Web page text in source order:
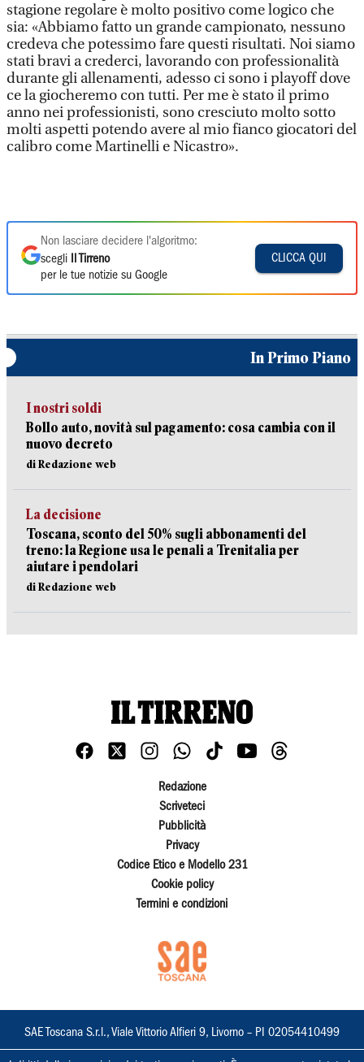
stagione regolare è molto positivo come logico che
sia: «Abbiamo fatto un grande campionato, nessuno
credeva che potessimo fare questi risultati. Noi siamo
stati bravi a crederci, lavorando con professionalità
durante gli allenamenti, adesso ci sono i playoff dove
ce la giocheremo con tutti. Per me è stato il primo
anno nei professionisti, sono cresciuto molto sotto
molti aspetti potendo avere al mio fianco giocatori del
calibro come Martinelli e Nicastro».
Non lasciare decidere l'algoritmo:
scegli
Il Tirreno
per le tue notizie su Google
CLICCA QUI
In Primo Piano
I nostri soldi
Bollo auto, novità sul pagamento: cosa cambia con il
nuovo decreto
di Redazione web
La decisione
Toscana, sconto del 50% sugli abbonamenti del
treno: la Regione usa le penali a Trenitalia per
aiutare i pendolari
di Redazione web
Redazione
Scriveteci
Pubblicità
Privacy
Codice Etico e Modello 231
Cookie policy
Termini e condizioni
SAE Toscana S.r.l., Viale Vittorio Alfieri 9, Livorno – PI 02054410499